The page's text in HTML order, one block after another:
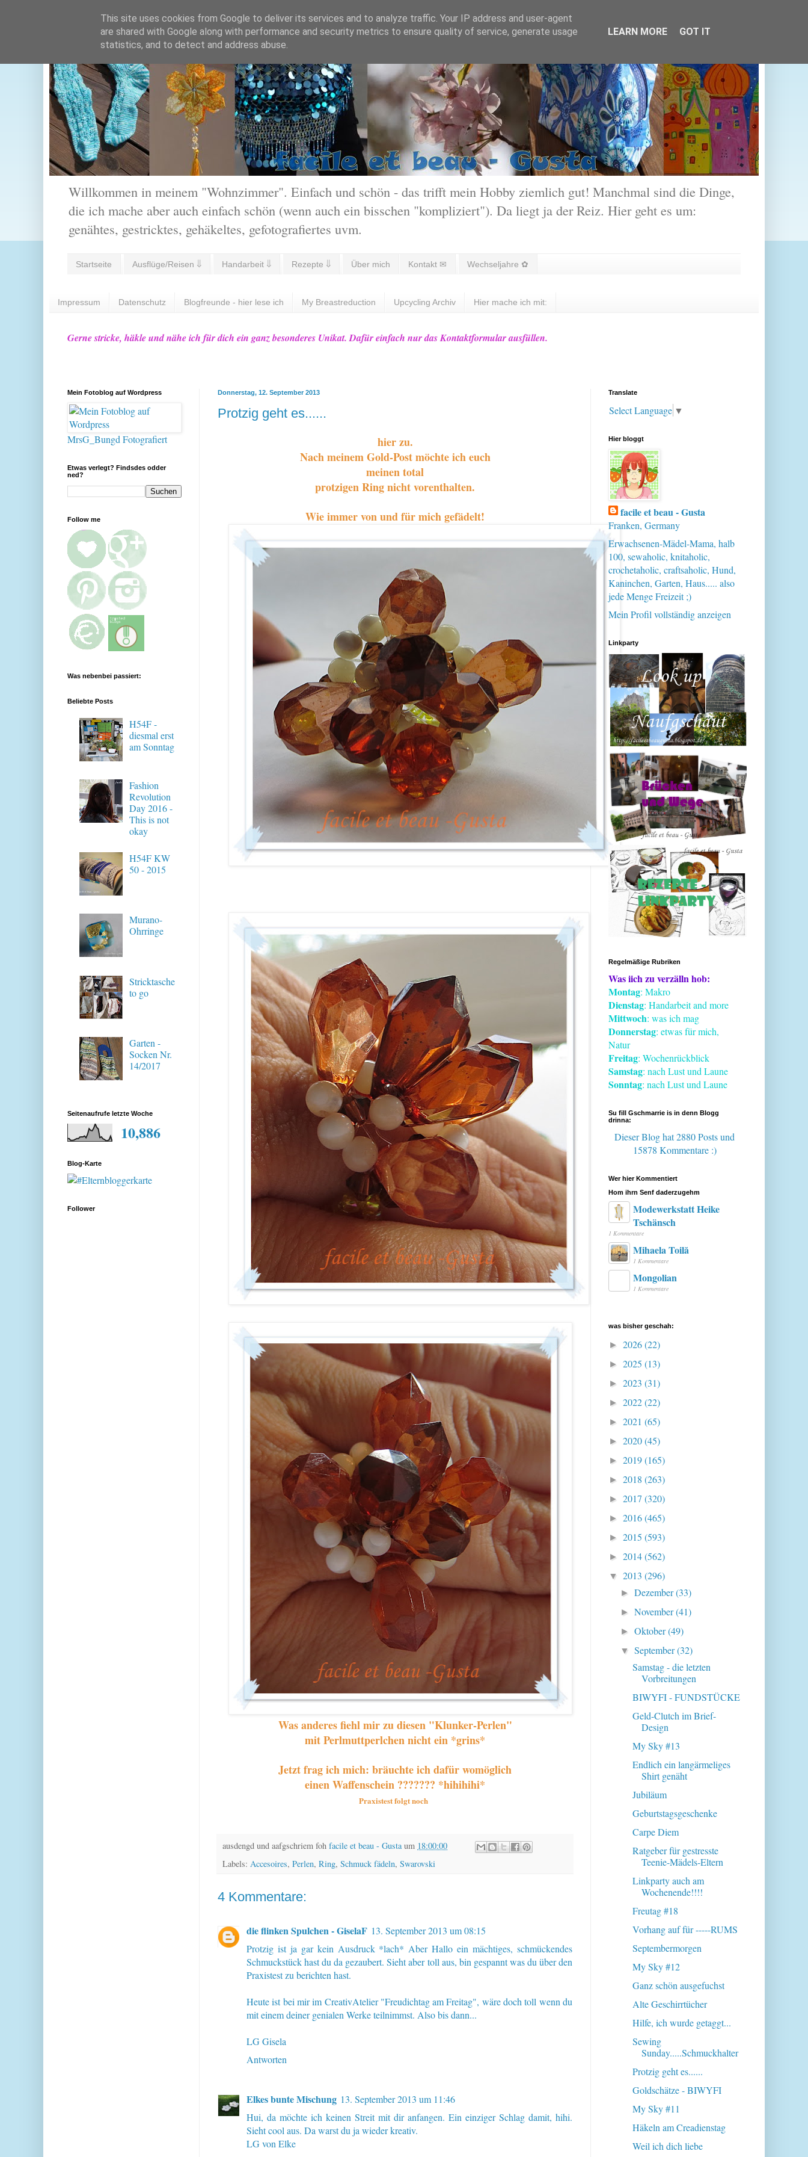
Willkommen in meinem "Wohnzimmer". Einfach und schön - das trifft mein Hobby ziemlich gut! Manchmal sind die Dinge,
die ich mache aber auch einfach schön (wenn auch ein bisschen "kompliziert"). Da liegt ja der Reiz. Hier geht es um:
genähtes, gestricktes, gehäkeltes, gefotografiertes uvm.
Startseite Ausflüge/Reisen ⇓ Handarbeit ⇓ Rezepte ⇓ Über mich Kontakt ✉ Wechseljahre ✿
Impressum Datenschutz Blogfreunde - hier lese ich My Breastreduction Upcycling Archiv Hier mache ich mit:
Gerne stricke, häkle und nähe ich für dich ein ganz besonderes Unikat. Dafür einfach nur das Kontaktformular ausfüllen.
Donnerstag, 12. September 2013
Protzig geht es......
hier zu.
Nach meinem Gold-Post möchte ich euch
meinen total
protzigen Ring nicht vorenthalten.
Wie immer von und für mich gefädelt!
Was anderes fiehl mir zu diesen "Klunker-Perlen"
mit Perlmuttperlchen nicht ein *grins*
Jetzt frag ich mich: bräuchte ich dafür womöglich
einen Waffenschein ??????? *hihihihi*
Praxistest folgt noch
ausdengd und aafgschriem foh facile et beau - Gusta um 18:00:00
Labels: Accesoires, Perlen, Ring, Schmuck fädeln, Swarovski
4 Kommentare:
die flinken Spulchen - GiselaF 13. September 2013 um 08:15
Protzig ist ja gar kein Ausdruck *lach* Aber Hallo ein mächtiges, schmückendes
Schmuckstück hast du da gezaubert. Sieht aber toll aus, bin gespannt was du über den
Praxistest zu berichten hast.
Heute ist bei mir im CreativAtelier "Freudichtag am Freitag", wäre doch toll wenn du
mit einem deiner genialen Werke teilnimmst. Also bis dann...
LG Gisela
Antworten
Elkes bunte Mischung 13. September 2013 um 11:46
Hui, da möchte ich keinen Streit mit dir anfangen. Ein einziger Schlag damit, hihi.
Sieht cool aus. Da warst du ja wieder kreativ.
LG von Elke
Mein Fotoblog auf Wordpress
MrsG_Bungd Fotografiert
Etwas verlegt? Findsdes odder
ned?
Follow me
Was nebenbei passiert:
Beliebte Posts
H54F -
diesmal erst
am Sonntag
Fashion
Revolution
Day 2016 -
This is not
okay
H54F KW
50 - 2015
Murano-
Ohrringe
Stricktasche
to go
Garten -
Socken Nr.
14/2017
Seitenaufrufe letzte Woche
10,886
Blog-Karte
Follower
Translate
Select Language ▼
Hier bloggt
facile et beau - Gusta
Franken, Germany
Erwachsenen-Mädel-Mama, halb
100, sewaholic, knitaholic,
crochetaholic, craftsaholic, Hund,
Kaninchen, Garten, Haus..... also
jede Menge Freizeit ;)
Mein Profil vollständig anzeigen
Linkparty
Regelmäßige Rubriken
Was iich zu verzälln hob:
Montag: Makro
Dienstag: Handarbeit and more
Mittwoch: was ich mag
Donnerstag: etwas für mich,
Natur
Freitag: Wochenrückblick
Samstag: nach Lust und Laune
Sonntag: nach Lust und Laune
Su fill Gschmarrie is in denn Blogg
drinna:
Dieser Blog hat 2880 Postsund
15878 Kommentare :)
Wer hier Kommentiert
Hom ihrn Senf daderzugehm
Modewerkstatt Heike
Tschänsch
1 Kommentare
Mihaela Toilă
1 Kommentare
Mongolian
1 Kommentare
was bisher geschah:
► 2026(22)
► 2025 (13)
► 2023 (31)
► 2022(22)
► 2021 (65)
► 2020(45)
► 2019(165)
► 2018 (263)
► 2017 (320)
► 2016(465)
► 2015 (593)
► 2014(562)
▼ 2013 (296)
►Dezember(33)
►November(41)
►Oktober(49)
▼September(32)
Samstag - die letzten
Vorbreitungen
BIWYFI - FUNDSTÜCKE
Geld-Clutch im Brief-
Design
My Sky #13
Endlich ein langärmeliges
Shirt genäht
Jubiläum
Geburtstagsgeschenke
Carpe Diem
Ratgeber für gestresste
Teenie-Mädels-Eltern
Linkparty auch am
Wochenende!!!!
Freutag #18
Vorhang auf für -----RUMS
Septembermorgen
My Sky #12
Ganz schön ausgefuchst
Alte Geschirrtücher
Hilfe, ich wurde getaggt...
Sewing
Sunday.....Schmuckhalter
Protzig geht es......
Goldschätze - BIWYFI
My Sky #11
Häkeln am Creadienstag
Weil ich dich liebe
This site uses cookies from Google to deliver its services and to analyze traffic. Your IP address and user-agent
are shared with Google along with performance and security metrics to ensure quality of service, generate usage
statistics, and to detect and address abuse.
LEARN MORE GOT IT